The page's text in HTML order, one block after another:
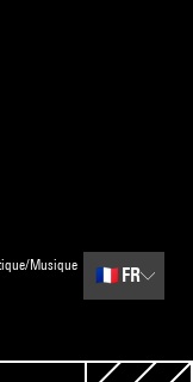
Musique
🇫🇷 FR